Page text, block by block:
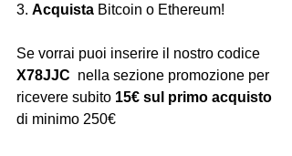
3. Acquista Bitcoin o Ethereum!
Se vorrai puoi inserire il nostro codice
X78JJC nella sezione promozione per
ricevere subito 15€ sul primo acquisto
di minimo 250€